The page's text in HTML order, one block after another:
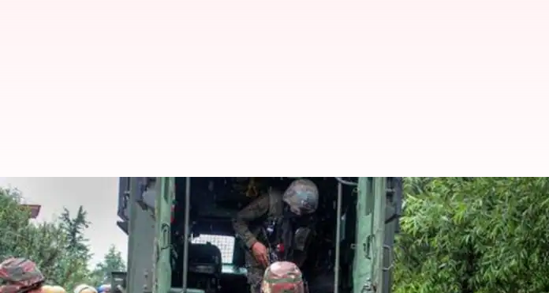
जम्मू-कश्मीर: पुलवामा में जैश-ए-मोहम्मद के तीन आतंकी
लेखन मुकुल तोमर Jun 03, 2020 02:28 pm
क्या है खबर?